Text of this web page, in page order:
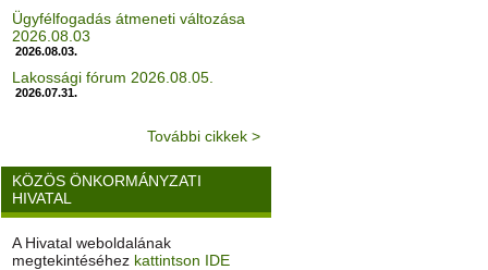
Ügyfélfogadás átmeneti változása
2026.08.03
2026.08.03.
Lakossági fórum 2026.08.05.
2026.07.31.
További cikkek >
KÖZÖS ÖNKORMÁNYZATI
HIVATAL
A Hivatal weboldalának
megtekintéséhez kattintson IDE